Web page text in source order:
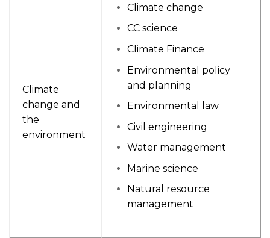
Climate
change and
the
environment
Climate change
CC science
Climate Finance
Environmental policy
and planning
Environmental law
Civil engineering
Water management
Marine science
Natural resource
management